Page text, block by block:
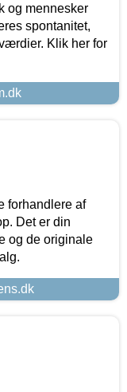
og mennesker
spontanitet,
Klik her for
forhandlere af
Det er din
og de originale